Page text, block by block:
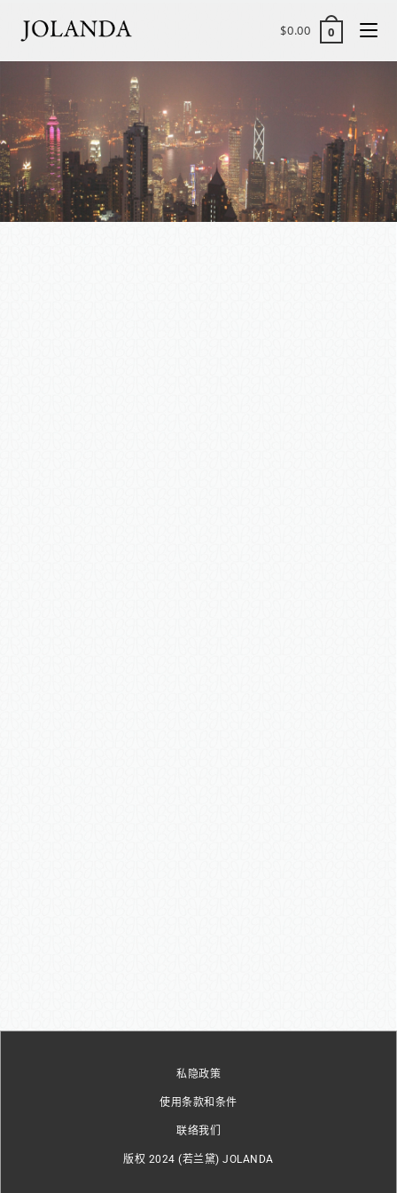
$0.00 0
私隐政策
使用条款和条件
联络我们
版权 2024 (若兰黛) JOLANDA